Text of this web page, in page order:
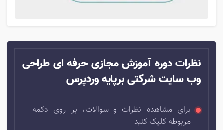
نظرات دوره آموزش مجازی حرفه ای طراحی
وب سایت شرکتی برپایه وردپرس
برای مشاهده نظرات و سوالات، بر روی دکمه
مربوطه کلیک کنید